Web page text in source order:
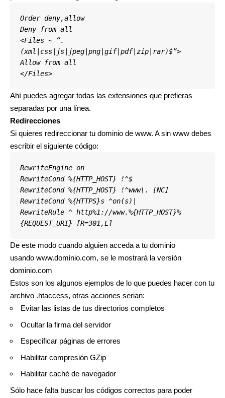
Order deny,allow
Deny from all
<Files ~ “.
(xml|css|js|jpeg|png|gif|pdf|zip|rar)$”>
Allow from all
</Files>
Ahí puedes agregar todas las extensiones que prefieras
separadas por una línea.
Redirecciones
Si quieres redireccionar tu dominio de www. A sin www debes
escribir el siguiente código:
RewriteEngine on
RewriteCond %{HTTP_HOST} !^$
RewriteCond %{HTTP_HOST} !^www\. [NC]
RewriteCond %{HTTPS}s ^on(s)|
RewriteRule ^ http%1://www.%{HTTP_HOST}%
{REQUEST_URI} [R=301,L]
De este modo cuando alguien acceda a tu dominio
usando www.dominio.com, se le mostrará la versión
dominio.com
Estos son los algunos ejemplos de lo que puedes hacer con tu
archivo .htaccess, otras acciones serian:
Evitar las listas de tus directorios completos
Ocultar la firma del servidor
Especificar páginas de errores
Habilitar compresión GZip
Habilitar caché de navegador
Sólo hace falta buscar los códigos correctos para poder